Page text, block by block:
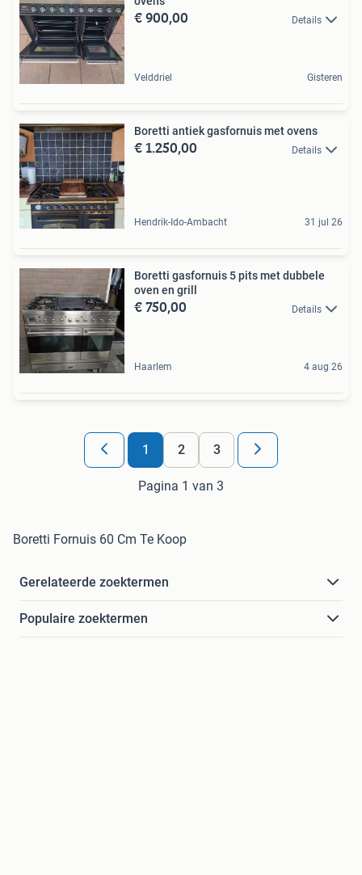
€ 900,00 Details
Velddriel Gisteren
Boretti antiek gasfornuis met ovens
€ 1.250,00 Details
Hendrik-Ido-Ambacht 31 jul 26
Boretti gasfornuis 5 pits met dubbele
oven en grill
€ 750,00 Details
Haarlem 4 aug 26
1 2 3
Pagina 1 van 3
Boretti Fornuis 60 Cm Te Koop
Gerelateerde zoektermen
Populaire zoektermen